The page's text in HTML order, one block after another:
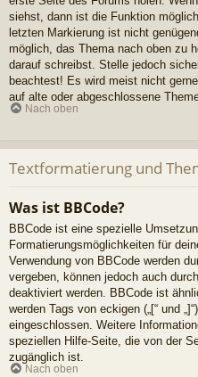
siehst, dann ist die Funktion
letzten Markierung ist nicht
möglich, das Thema nach oben zu
darauf schreibst. Stelle jedoch
beachtest! Es wird meist nicht
auf alte oder abgeschlossene
Nach oben
Textformatierung und
Was ist BBCode?
BBCode ist eine spezielle
Formatierungsmöglichkeiten für
Verwendung von BBCode werden
vergeben, können jedoch auch
deaktiviert werden. BBCode ist
werden Tags von eckigen („[“ und
eingeschlossen. Weitere
speziellen Hilfe-Seite, die von der
zugänglich ist.
Nach oben